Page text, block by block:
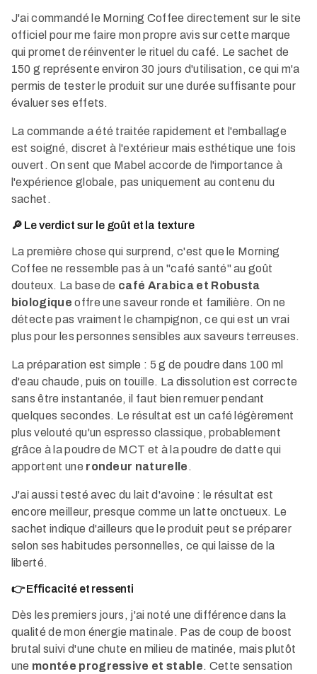
J'ai commandé le Morning Coffee directement sur le site
officiel pour me faire mon propre avis sur cette marque
qui promet de réinventer le rituel du café. Le sachet de
150 g représente environ 30 jours d'utilisation, ce qui m'a
permis de tester le produit sur une durée suffisante pour
évaluer ses effets.
La commande a été traitée rapidement et l'emballage
est soigné, discret à l'extérieur mais esthétique une fois
ouvert. On sent que Mabel accorde de l'importance à
l'expérience globale, pas uniquement au contenu du
sachet.
🔎 Le verdict sur le goût et la texture
La première chose qui surprend, c'est que le Morning
Coffee ne ressemble pas à un "café santé" au goût
douteux. La base de café Arabica et Robusta
biologique offre une saveur ronde et familière. On ne
détecte pas vraiment le champignon, ce qui est un vrai
plus pour les personnes sensibles aux saveurs terreuses.
La préparation est simple : 5 g de poudre dans 100 ml
d'eau chaude, puis on touille. La dissolution est correcte
sans être instantanée, il faut bien remuer pendant
quelques secondes. Le résultat est un café légèrement
plus velouté qu'un espresso classique, probablement
grâce à la poudre de MCT et à la poudre de datte qui
apportent une rondeur naturelle .
J'ai aussi testé avec du lait d'avoine : le résultat est
encore meilleur, presque comme un latte onctueux. Le
sachet indique d'ailleurs que le produit peut se préparer
selon ses habitudes personnelles, ce qui laisse de la
liberté.
👉 Efficacité et ressenti
Dès les premiers jours, j'ai noté une différence dans la
qualité de mon énergie matinale. Pas de coup de boost
brutal suivi d'une chute en milieu de matinée, mais plutôt
une montée progressive et stable. Cette sensation